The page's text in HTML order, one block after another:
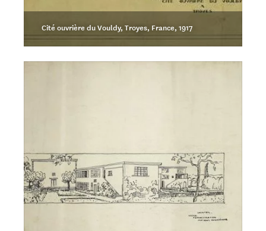
Cité ouvrière du Vouldy, Troyes, France, 1917